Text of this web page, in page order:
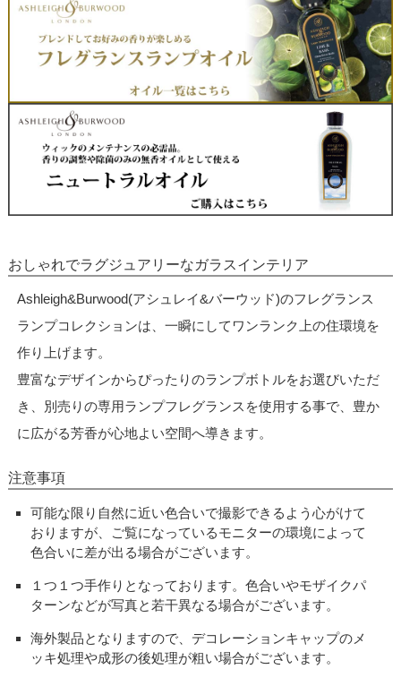
おしゃれでラグジュアリーなガラスインテリア
Ashleigh&Burwood(アシュレイ&バーウッド)のフレグランス
ランプコレクションは、一瞬にしてワンランク上の住環境を
作り上げます。
豊富なデザインからぴったりのランプボトルをお選びいただ
き、別売りの専用ランプフレグランスを使用する事で、豊か
に広がる芳香が心地よい空間へ導きます。
注意事項
可能な限り自然に近い色合いで撮影できるよう心がけて
おりますが、ご覧になっているモニターの環境によって
色合いに差が出る場合がございます。
１つ１つ手作りとなっております。色合いやモザイクパ
ターンなどが写真と若干異なる場合がございます。
海外製品となりますので、デコレーションキャップのメ
ッキ処理や成形の後処理が粗い場合がございます。